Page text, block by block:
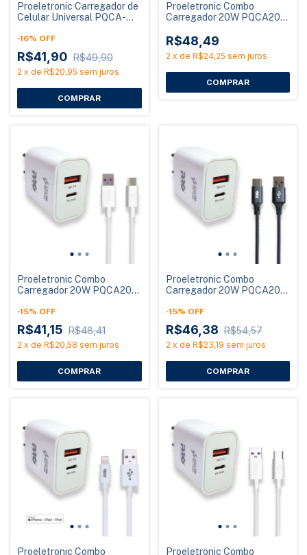
Proeletronic Carregador de
Celular Universal PQCA-
-16% OFF
R$41,90 R$49,90
2 x de R$20,95 sem juros
Proeletronic Combo
Carregador 20W PQCA20-
para USB-C 1 Metro
R$48,49
2 x de R$24,25 sem juros
Proeletronic Combo
Carregador 20W PQCA20-
1 Metro
-15% OFF
R$41,15 R$48,41
2 x de R$20,58 sem juros
Proeletronic Combo
Carregador 20W PQCA20-
USB-C 1,5m
-15% OFF
R$46,38 R$54,57
2 x de R$23,19 sem juros
Proeletronic Combo
Proeletronic Combo